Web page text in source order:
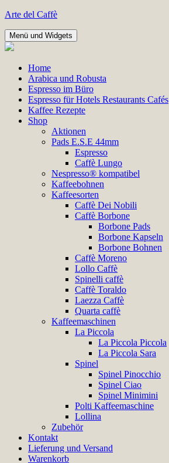
Zum
springen
Arte del Caffè
Menü und Widgets
Home
Arabica und Robusta
Espresso im Büro
Espresso für Hotels Restaurants Cafés
Kaffee Rezepte
Shop
Aktionen
Pads E.S.E 44mm
Espresso
Caffè Lungo
Nespresso® kompatibel
Kaffeebohnen
Kaffeesorten
Caffè Dei Nobili
Caffè Borbone
Borbone Pads
Borbone Kapseln
Borbone Bohnen
Caffè Moreno
Lollo Caffè
Spinelli caffè
Caffè Toraldo
Laezza Caffè
Quarta caffè
Kaffeemaschinen
La Piccola
La Piccola Piccola
La Piccola Sara
Spinel
Spinel Pinocchio
Spinel Ciao
Spinel Minimini
Polti Kaffeemaschine
Lollina
Zubehör
Kontakt
Lieferung und Versand
Warenkorb